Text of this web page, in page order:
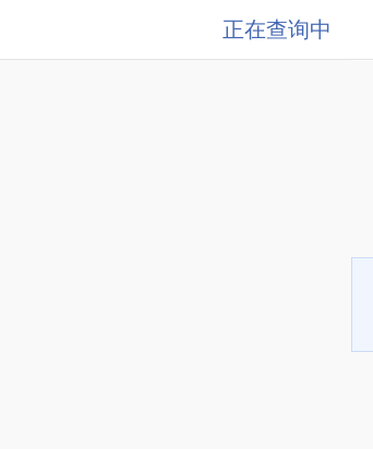
正在查询中